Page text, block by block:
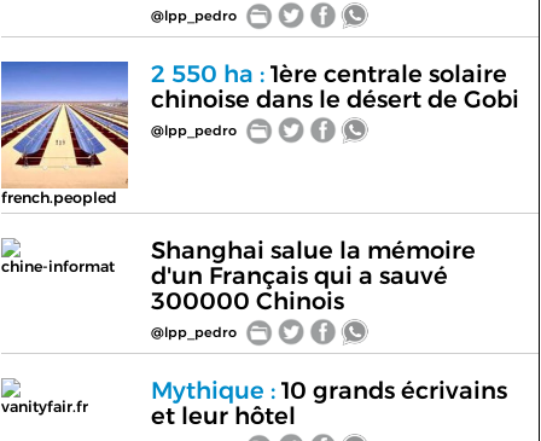
@lpp_pedro
french.peopled
2 550 ha :1ère centrale solaire
chinoise dans le désert de Gobi
@lpp_pedro
chine-informat
Shanghai salue la mémoire
d'un Français qui a sauvé
300000 Chinois
@lpp_pedro
vanityfair.fr
Mythique :10 grands écrivains
et leur hôtel